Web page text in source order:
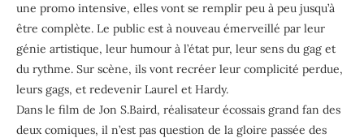
une promo intensive, elles vont se remplir peu à peu jusqu’à
être complète. Le public est à nouveau émerveillé par leur
génie artistique, leur humour à l’état pur, leur sens du gag et
du rythme. Sur scène, ils vont recréer leur complicité perdue,
leurs gags, et redevenir Laurel et Hardy.
Dans le film de Jon S.Baird, réalisateur écossais grand fan des
deux comiques, il n’est pas question de la gloire passée des